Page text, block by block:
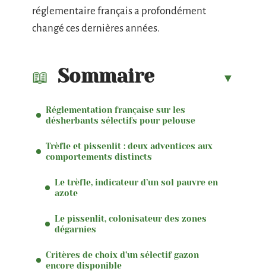
réglementaire français a profondément
changé ces dernières années.
Sommaire
Réglementation française sur les
désherbants sélectifs pour pelouse
Trèfle et pissenlit : deux adventices aux
comportements distincts
Le trèfle, indicateur d’un sol pauvre en
azote
Le pissenlit, colonisateur des zones
dégarnies
Critères de choix d’un sélectif gazon
encore disponible